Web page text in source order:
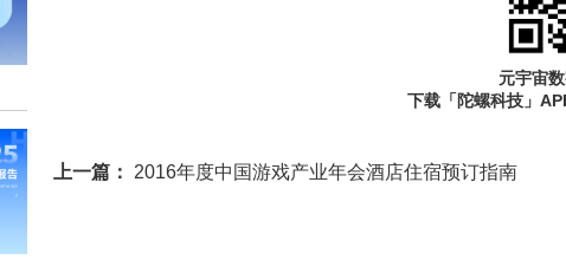
元宇宙
下载「陀螺科技」
上一篇： 2016年度中国游戏产业年会酒店住宿预订指南